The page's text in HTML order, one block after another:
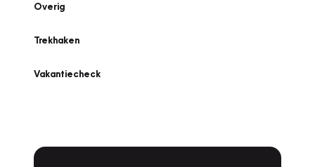
Overig
Trekhaken
Vakantiecheck